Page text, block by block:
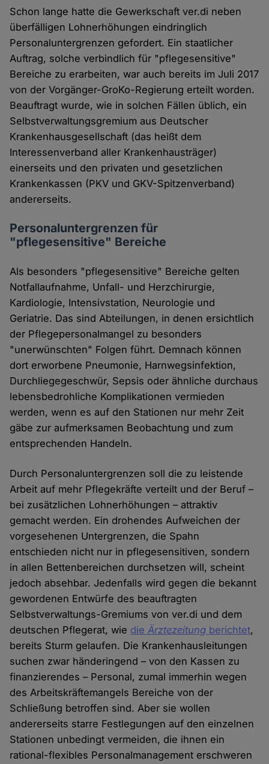
Schon lange hatte die Gewerkschaft ver.di neben
überfälligen Lohnerhöhungen eindringlich
Personaluntergrenzen gefordert. Ein staatlicher
Auftrag, solche verbindlich für "pflegesensitive"
Bereiche zu erarbeiten, war auch bereits im Juli 2017
von der Vorgänger-GroKo-Regierung erteilt worden.
Beauftragt wurde, wie in solchen Fällen üblich, ein
Selbstverwaltungsgremium aus Deutscher
Krankenhausgesellschaft (das heißt dem
Interessenverband aller Krankenhausträger)
einerseits und den privaten und gesetzlichen
Krankenkassen (PKV und GKV-Spitzenverband)
andererseits.
Personaluntergrenzen für
"pflegesensitive" Bereiche
Als besonders "pflegesensitive" Bereiche gelten
Notfallaufnahme, Unfall- und Herzchirurgie,
Kardiologie, Intensivstation, Neurologie und
Geriatrie. Das sind Abteilungen, in denen ersichtlich
der Pflegepersonalmangel zu besonders
"unerwünschten" Folgen führt. Demnach können
dort erworbene Pneumonie, Harnwegsinfektion,
Durchliegegeschwür, Sepsis oder ähnliche durchaus
lebensbedrohliche Komplikationen vermieden
werden, wenn es auf den Stationen nur mehr Zeit
gäbe zur aufmerksamen Beobachtung und zum
entsprechenden Handeln.
Durch Personaluntergrenzen soll die zu leistende
Arbeit auf mehr Pflegekräfte verteilt und der Beruf –
bei zusätzlichen Lohnerhöhungen – attraktiv
gemacht werden. Ein drohendes Aufweichen der
vorgesehenen Untergrenzen, die Spahn
entschieden nicht nur in pflegesensitiven, sondern
in allen Bettenbereichen durchsetzen will, scheint
jedoch absehbar. Jedenfalls wird gegen die bekannt
gewordenen Entwürfe des beauftragten
Selbstverwaltungs-Gremiums von ver.di und dem
deutschen Pflegerat, wie dieÄrztezeitung berichtet,
bereits Sturm gelaufen. Die Krankenhausleitungen
suchen zwar händeringend – von den Kassen zu
finanzierendes – Personal, zumal immerhin wegen
des Arbeitskräftemangels Bereiche von der
Schließung betroffen sind. Aber sie wollen
andererseits starre Festlegungen auf den einzelnen
Stationen unbedingt vermeiden, die ihnen ein
rational-flexibles Personalmanagement erschweren